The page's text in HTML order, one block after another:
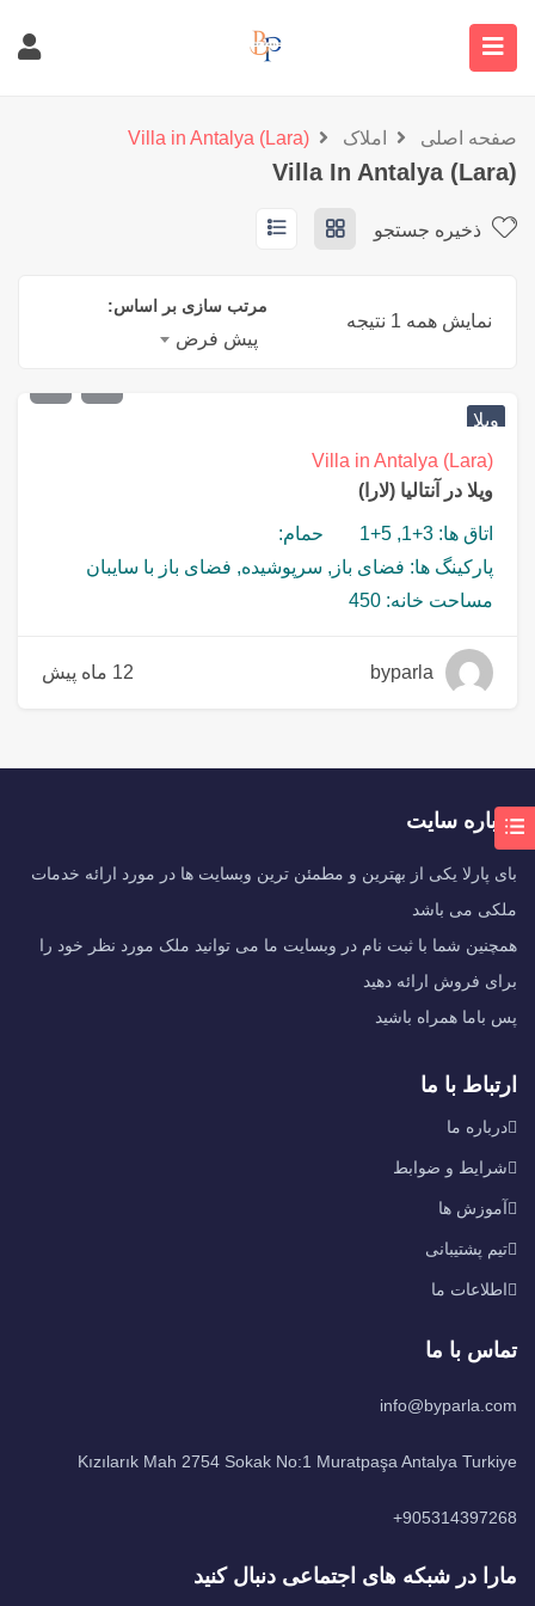
صفحه اصلی املاک Villa in Antalya (Lara)
Villa In Antalya (Lara)
ذخیره جستجو
نمایش همه 1 نتیجه
مرتب سازی بر اساس:
پیش فرض
ویلا
Villa in Antalya (Lara)
ویلا در آنتالیا (لارا)
اتاق ها: 3+1, 5+1
حمام:
پارکینگ ها: فضای باز, سرپوشیده, فضای باز با سایبان
مساحت خانه: 450
byparla 12 ماه پیش
درباره سایت
بای پارلا یکی از بهترین و مطمئن ترین وبسایت ها در مورد ارائه خدمات
ملکی می باشد
همچنین شما با ثبت نام در وبسایت ما می توانید ملک مورد نظر خود را
برای فروش ارائه دهید
پس باما همراه باشید
ارتباط با ما
درباره ما
شرایط و ضوابط
آموزش ها
تیم پشتیبانی
اطلاعات ما
تماس با ما
info@byparla.com
Kızılarık Mah 2754 Sokak No:1 Muratpaşa Antalya Turkiye
905314397268+
مارا در شبکه های اجتماعی دنبال کنید